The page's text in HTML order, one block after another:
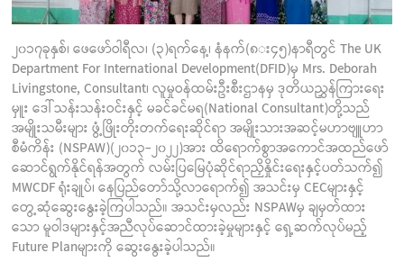
၂၀၁၇ခုနှစ်၊ ဖေဖော်ဝါရီလ၊ (၃)ရက်နေ့၊ နံနက်(၈း၄၅)နာရီတွင် The UK
Department For International Development(DFID)မှ Mrs. Deborah
Livingstone, Consultant၊ လူမှုဝန်ထမ်းဦးစီးဌာနမှ ဒုတိယညွှန်ကြားရေး
မှူး ဒေါ်သန်းသန်းဝင်းနှင့် မခင်ခင်မရ(National Consultant)တို့သည်
အမျိုးသမီးများ ဖွံ့ဖြိုးတိုးတက်ရေးဆိုင်ရာ အမျိုးသားအဆင့်မဟာဗျူဟာ
စီမံကိန်း (NSPAW)(၂၀၁၃-၂၀၂၂)အား ထိရောက်စွာအကောင်အထည်ဖော်
ဆောင်ရွက်နိုင်ရန်အတွက် လမ်းပြမြေပုံဆိုင်ရာညှိနှိုင်းရေးနှင့်ပတ်သက်၍
MWCDF ရုံးချုပ်၊ နေပြည်တော်သို့လာရောက်၍ အသင်းမှ CECများနှင့်
တွေ့ဆုံဆွေးနွေးခဲ့ကြပါသည်။ အသင်းမှလည်း NSPAWမှ ချမှတ်ထား
သော မူဝါဒများနှင့်အညီလုပ်ဆောင်ထားခဲ့မှုများနှင့် ရှေ့ဆက်လုပ်မည့်
Future Planများကို ဆွေးနွေးခဲ့ပါသည်။